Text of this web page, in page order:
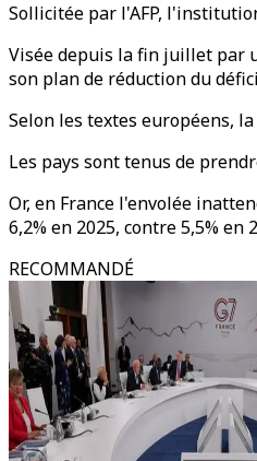
Sollicitée par l'AFP,
Visée depuis la fin juillet par
son plan de réduction du
Selon les textes européens,
Les pays sont tenus de
Or, en France l'envolée
6,2% en 2025, contre 5,5%
RECOMMANDÉ